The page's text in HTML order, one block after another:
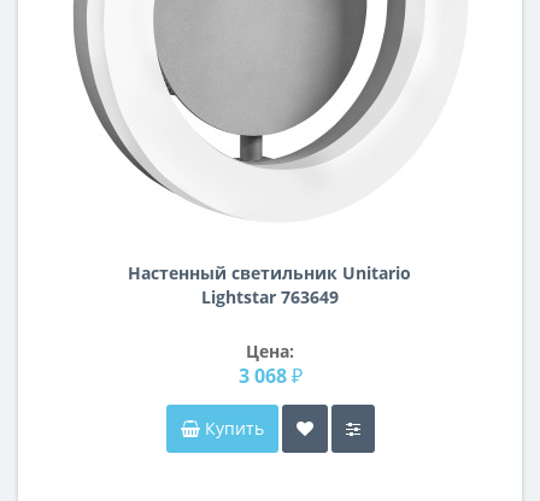
Настенный светильник Unitario
Lightstar 763649
Цена:
3 068 ₽
Купить